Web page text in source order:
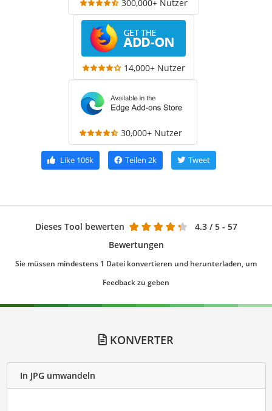
300,000+ Nutzer
14,000+ Nutzer
30,000+ Nutzer
Like 106k Teilen 2k Tweet
Dieses Tool bewerten 4.3 / 5 - 57
Bewertungen
Sie müssen mindestens 1 Datei konvertieren und herunterladen, um
Feedback zu geben
KONVERTER
In JPG umwandeln